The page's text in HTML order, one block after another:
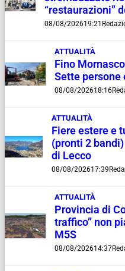
“restaurazioni”
08/08/202619:21
ATTUALITÀ
Fino
Sette persone
08/08/202618:16
ATTUALITÀ
Fiere estere e
(pronti 2
di Lecco
08/08/202617:39
ATTUALITÀ
Provincia di
traffico” non
M5S
08/08/202614:37